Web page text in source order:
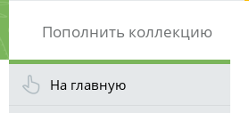
Пополнить коллекцию
На главную